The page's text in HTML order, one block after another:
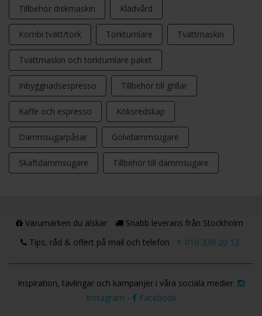
Tillbehör diskmaskin Klädvård
Kombi tvätt/tork Torktumlare Tvättmaskin
Tvättmaskin och torktumlare paket
Inbyggnadsespresso Tillbehör till grillar
Kaffe och espresso Köksredskap
Dammsugarpåsar Golvdammsugare
Skaftdammsugare Tillbehör till dammsugare
Varumärken du älskar
Snabb leverans från Stockholm
Tips, råd & offert på mail och telefon
010-330 20 12
Inspiration, tävlingar och kampanjer i våra sociala medier.
Instagram - Facebook